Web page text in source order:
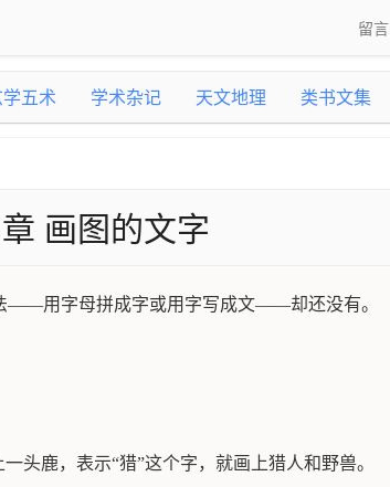
留言
五术 学术杂记 天文地理 类书文集
画图的文字
——用字母拼成字或用字写成文——却还没有。
头鹿，表示“猎”这个字，就画上猎人和野兽。